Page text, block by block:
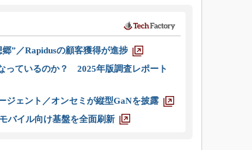
”／Rapidusの顧客獲得が進捗
っているのか？ 2025年版調査レポート
ジェント／オンセミが縦型GaNを披露
バイル向け基盤を全面刷新